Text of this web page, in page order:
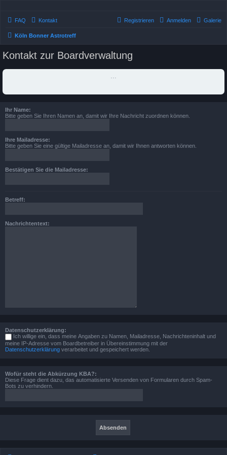
Galerie
FAQ Kontakt Anmelden
Registrieren
Köln Bonner Astrotreff
Kontakt zur Boardverwaltung
...
Ihr Name:
Bitte geben Sie Ihren Namen an, damit wir Ihre Nachricht zuordnen können.
Ihre Mailadresse:
Bitte geben Sie eine gültige Mailadresse an, damit wir Ihnen antworten können.
Bestätigen Sie die Mailadresse:
Betreff:
Nachrichtentext:
Datenschutzerklärung:
Ich willige ein, dass meine Angaben zu Namen, Mailadresse, Nachrichteninhalt und
meine IP-Adresse vom Boardbetreiber in Übereinstimmung mit der
Datenschutzerklärung verarbeitet und gespeichert werden.
Wofür steht die Abkürzung KBA?:
Diese Frage dient dazu, das automatisierte Versenden von Formularen durch Spam-
Bots zu verhindern.